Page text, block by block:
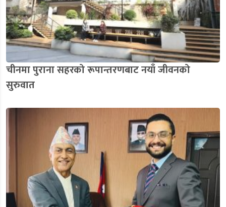
चीनमा पुराना सहरको रूपान्तरणबाट नयाँ जीवनको
सुरुवात